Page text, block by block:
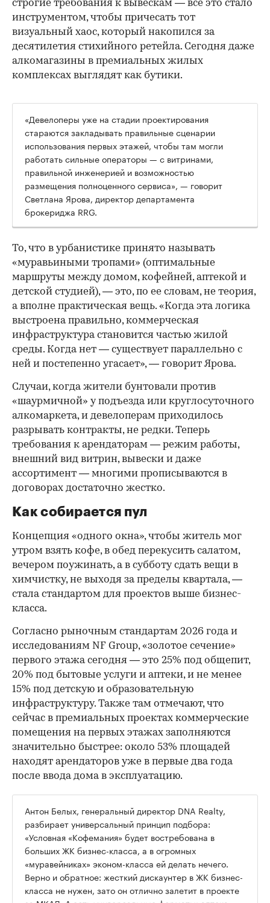
строгие требования к вывескам — всё это стало
инструментом, чтобы причесать тот
визуальный хаос, который накопился за
десятилетия стихийного ретейла. Сегодня даже
алкомагазины в премиальных жилых
комплексах выглядят как бутики.
00:00
«Девелоперы уже на стадии проектирования
стараются закладывать правильные сценарии
использования первых этажей, чтобы там могли
работать сильные операторы — с витринами,
правильной инженерией и возможностью
размещения полноценного сервиса», — говорит
Светлана Ярова, директор департамента
брокериджа RRG.
То, что в урбанистике принято называть
«муравьиными тропами» (оптимальные
маршруты между домом, кофейней, аптекой и
детской студией), — это, по ее словам, не теория,
а вполне практическая вещь. «Когда эта логика
выстроена правильно, коммерческая
инфраструктура становится частью жилой
среды. Когда нет — существует параллельно с
ней и постепенно угасает», — говорит Ярова.
Случаи, когда жители бунтовали против
«шаурмичной» у подъезда или круглосуточного
алкомаркета, и девелоперам приходилось
разрывать контракты, не редки. Теперь
требования к арендаторам — режим работы,
внешний вид витрин, вывески и даже
ассортимент — многими прописываются в
договорах достаточно жестко.
Как собирается пул
Концепция «одного окна», чтобы житель мог
утром взять кофе, в обед перекусить салатом,
вечером поужинать, а в субботу сдать вещи в
химчистку, не выходя за пределы квартала, —
стала стандартом для проектов выше бизнес-
класса.
Согласно рыночным стандартам 2026 года и
исследованиям NF Group, «золотое сечение»
первого этажа сегодня — это 25% под общепит,
20% под бытовые услуги и аптеки, и не менее
15% под детскую и образовательную
инфраструктуру. Также там отмечают, что
сейчас в премиальных проектах коммерческие
помещения на первых этажах заполняются
значительно быстрее: около 53% площадей
находят арендаторов уже в первые два года
после ввода дома в эксплуатацию.
Антон Белых, генеральный директор DNA Realty,
разбирает универсальный принцип подбора:
«Условная «Кофемания» будет востребована в
больших ЖК бизнес-класса, а в огромных
«муравейниках» эконом-класса ей делать нечего.
Верно и обратное: жесткий дискаунтер в ЖК бизнес-
класса не нужен, зато он отлично залетит в проекте